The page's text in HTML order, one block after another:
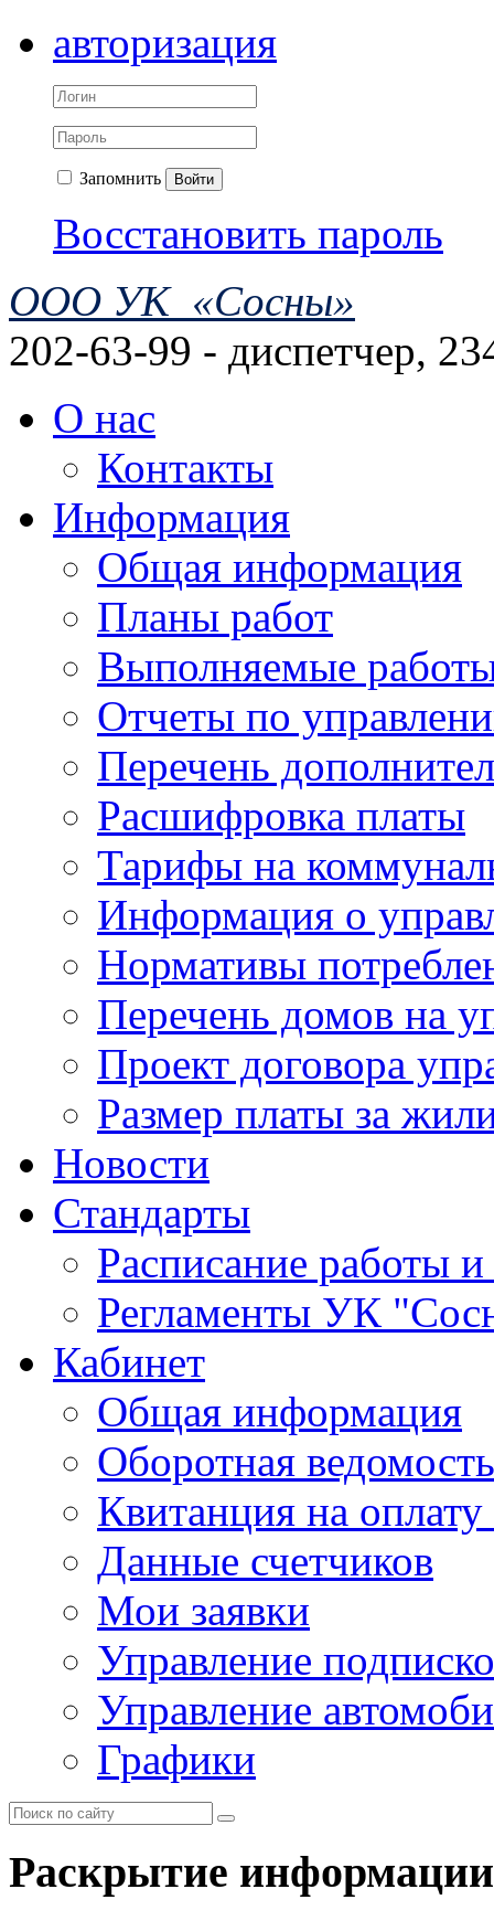
авторизация
Запомнить Войти
Восстановить пароль
ООО УК «Сосны»
202-63-99 - диспетчер,
О нас
Контакты
Информация
Общая информация
Планы работ
Выполняемые
Отчеты по
Перечень
Расшифровка платы
Тарифы на
Информация о
Нормативы
Перечень домов на
Проект договора
Размер платы за
Новости
Стандарты
Расписание работы
Регламенты УК
Кабинет
Общая информация
Оборотная ведомость
Квитанция на
Данные счетчиков
Мои заявки
Управление
Управление
Графики
Раскрытие информации